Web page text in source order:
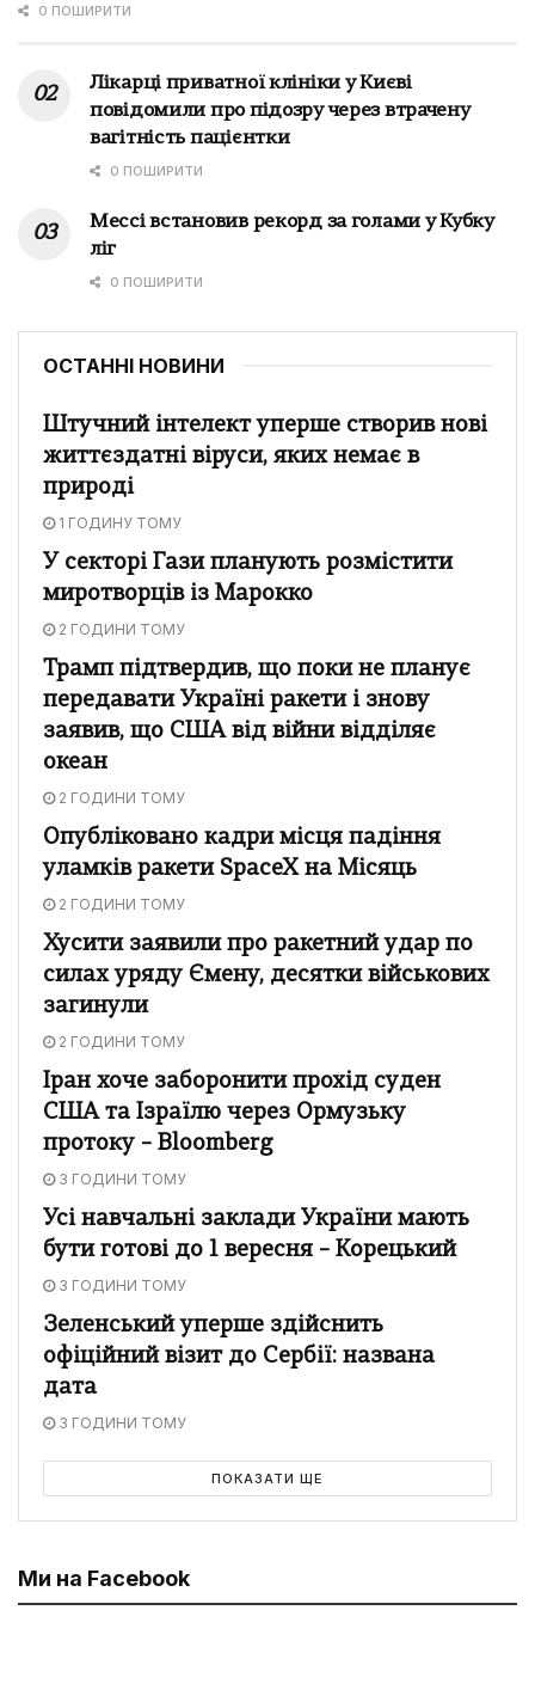
0 ПОШИРИТИ
Лікарці приватної клініки у Києві
повідомили про підозру через втрачену
вагітність пацієнтки
0 ПОШИРИТИ
Мессі встановив рекорд за голами у Кубку
ліг
0 ПОШИРИТИ
ОСТАННІ НОВИНИ
Штучний інтелект уперше створив нові
життєздатні віруси, яких немає в
природі
1 ГОДИНУ ТОМУ
У секторі Гази планують розмістити
миротворців із Марокко
2 ГОДИНИ ТОМУ
Трамп підтвердив, що поки не планує
передавати Україні ракети і знову
заявив, що США від війни відділяє
океан
2 ГОДИНИ ТОМУ
Опубліковано кадри місця падіння
уламків ракети SpaceX на Місяць
2 ГОДИНИ ТОМУ
Хусити заявили про ракетний удар по
силах уряду Ємену, десятки військових
загинули
2 ГОДИНИ ТОМУ
Іран хоче заборонити прохід суден
США та Ізраїлю через Ормузьку
протоку – Bloomberg
3 ГОДИНИ ТОМУ
Усі навчальні заклади України мають
бути готові до 1 вересня – Корецький
3 ГОДИНИ ТОМУ
Зеленський уперше здійснить
офіційний візит до Сербії: названа
дата
3 ГОДИНИ ТОМУ
ПОКАЗАТИ ЩЕ
Ми на Facebook